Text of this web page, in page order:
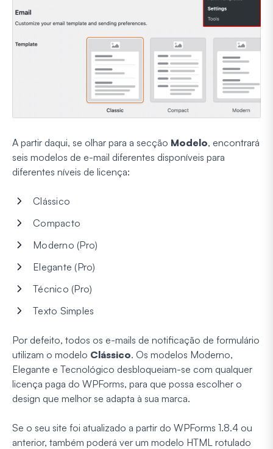
A partir daqui, se olhar para a secção Modelo, encontrará
seis modelos de e-mail diferentes disponíveis para
diferentes níveis de licença:
Clássico
Compacto
Moderno (Pro)
Elegante (Pro)
Técnico (Pro)
Texto Simples
Por defeito, todos os e-mails de notificação de formulário
utilizam o modelo Clássico. Os modelos Moderno,
Elegante e Tecnológico desbloqueiam-se com qualquer
licença paga do WPForms, para que possa escolher o
design que melhor se adapta à sua marca.
Se o seu site foi atualizado a partir do WPForms 1.8.4 ou
anterior, também poderá ver um modelo HTML rotulado